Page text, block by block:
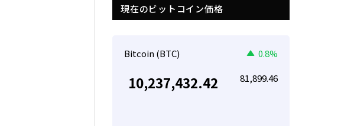
現在のビットコイン価格
Bitcoin (BTC) 0.8%
10,237,432.42 81,899.46